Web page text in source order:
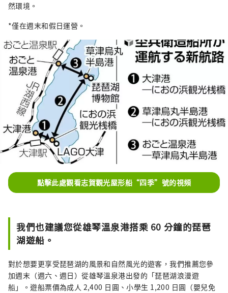
然環境。
*僅在週末和假日運營。
點擊此處觀看志賀觀光屋形船“四季”號的視頻
我們也建議您從雄琴溫泉港搭乘 60 分鐘的琵琶
湖遊船。
對於想要更享受琵琶湖的風景和自然風光的遊客，我們推薦您參
加週末（週六、週日）從雄琴溫泉港出發的「琵琶湖浪漫遊
船」。遊船票價為成人 2,400 日圓、小學生 1,200 日圓（嬰兒免